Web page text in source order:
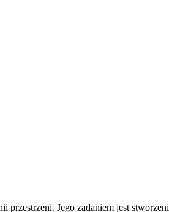
Jego zadaniem jest